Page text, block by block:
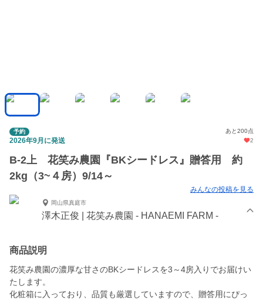
予約 あと200点
2026年9月に発送 2
B-2上 花笑み農園『BKシードレス』贈答用 約
2kg（3~４房）9/14～
みんなの投稿を見る
岡山県真庭市
澤木正俊 | 花笑み農園 - HANAEMI FARM -
商品説明
花笑み農園の濃厚な甘さのBKシードレスを3～4房入りでお届けい
たします。
化粧箱に入っており、品質も厳選していますので、贈答用にぴっ